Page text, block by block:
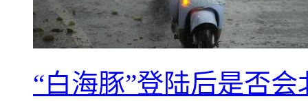
“白海豚”登陆后是否